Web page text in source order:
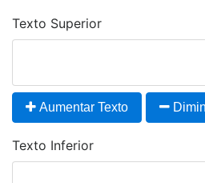
Texto Superior
Aumentar Texto
Texto Inferior